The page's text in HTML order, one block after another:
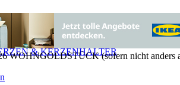
& KERZENHALTER
WOHNGOLDSTÜCK (sofern nicht anders